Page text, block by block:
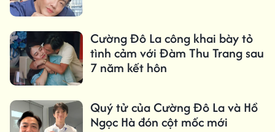
Cường Đô La công khai bày tỏ
tình cảm với Đàm Thu Trang sau
7 năm kết hôn
Quý tử của Cường Đô La và Hồ
Ngọc Hà đón cột mốc mới